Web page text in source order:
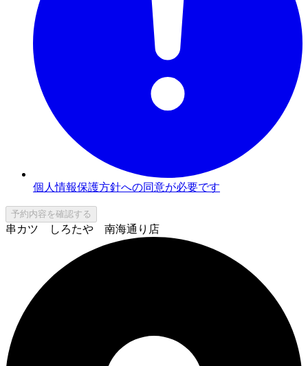
個人情報保護方針への同意が必要です
予約内容を確認する
串カツ しろたや 南海通り店